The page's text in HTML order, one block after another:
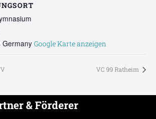
Germany Google Karte anzeigen
VC 99 Ratheim
& Förderer